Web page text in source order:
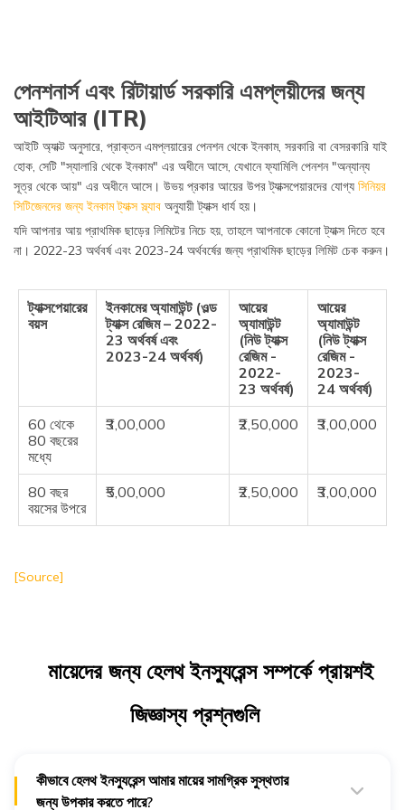
পেনশনার্স এবং রিটায়ার্ড সরকারি এমপ্লয়ীদের জন্য
আইটিআর (ITR)
আইটি অ্যাক্ট অনুসারে, প্রাক্তন এমপ্লয়ারের পেনশন থেকে ইনকাম, সরকারি বা বেসরকারি যাই
হোক, সেটি "স্যালারি থেকে ইনকাম" এর অধীনে আসে, যেখানে ফ্যামিলি পেনশন "অন্যান্য
সূত্র থেকে আয়" এর অধীনে আসে। উভয় প্রকার আয়ের উপর ট্যাক্সপেয়ারদের যোগ্য সিনিয়র
সিটিজেনদের জন্য ইনকাম ট্যাক্স স্ল্যাব অনুযায়ী ট্যাক্স ধার্য হয়।
যদি আপনার আয় প্রাথমিক ছাড়ের লিমিটের নিচে হয়, তাহলে আপনাকে কোনো ট্যাক্স দিতে হবে
না। 2022-23 অর্থবর্ষ এবং 2023-24 অর্থবর্ষের জন্য প্রাথমিক ছাড়ের লিমিট চেক করুন।
ট্যাক্সপেয়ারের
বয়স
ইনকামের অ্যামাউন্ট (ওল্ড
ট্যাক্স রেজিম – 2022-
23 অর্থবর্ষ এবং
2023-24 অর্থবর্ষ)
আয়ের
অ্যামাউন্ট
(নিউ ট্যাক্স
রেজিম -
2022-
23 অর্থবর্ষ)
আয়ের
অ্যামাউন্ট
(নিউ ট্যাক্স
রেজিম -
2023-
24 অর্থবর্ষ)
60 থেকে
80 বছরের
মধ্যে
₹3,00,000 ₹2,50,000 ₹3,00,000
80 বছর
বয়সের উপরে
₹5,00,000 ₹2,50,000 ₹3,00,000
[Source]
মায়েদের জন্য হেলথ ইনস্যুরেন্স সম্পর্কে প্রায়শই
জিজ্ঞাস্য প্রশ্নগুলি
কীভাবে হেলথ ইনস্যুরেন্স আমার মায়ের সামগ্রিক সুস্থতার
জন্য উপকার করতে পারে?